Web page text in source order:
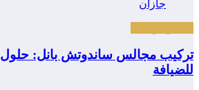
تركيب مجالس ساندوتش بانل:
للضيافة